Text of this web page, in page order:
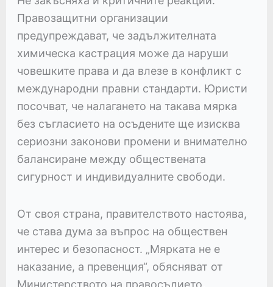
Правозащитни организации
предупреждават, че задължителната
химическа кастрация може да наруши
човешките права и да влезе в конфликт с
международни правни стандарти. Юристи
посочват, че налагането на такава мярка
без съгласието на осъдените ще изисква
сериозни законови промени и внимателно
балансиране между обществената
сигурност и индивидуалните свободи.
От своя страна, правителството настоява,
че става дума за въпрос на обществен
интерес и безопасност. „Мярката не е
наказание, а превенция“, обясняват от
Министерството на правосъдието,